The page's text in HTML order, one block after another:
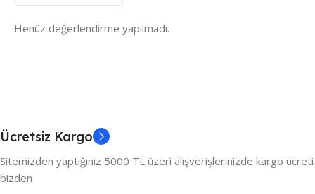
Henüz değerlendirme yapılmadı.
Ücretsiz Kargo
Sitemizden yaptığınız 5000 TL üzeri alışverişlerinizde kargo ücreti
bizden